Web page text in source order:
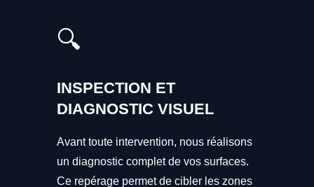
🔍
INSPECTION ET
DIAGNOSTIC VISUEL
Avant toute intervention, nous réalisons
un diagnostic complet de vos surfaces.
Ce repérage permet de cibler les zones